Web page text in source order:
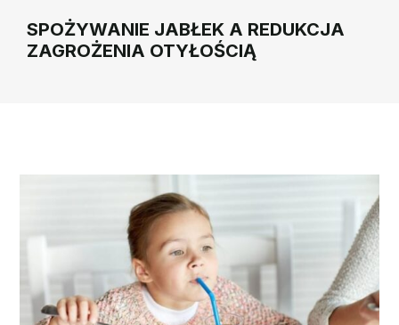
SPOŻYWANIE JABŁEK A REDUKCJA
ZAGROŻENIA OTYŁOŚCIĄ